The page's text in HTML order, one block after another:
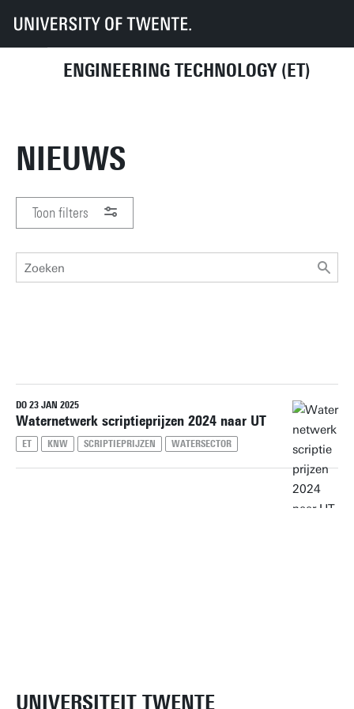
ENGINEERING TECHNOLOGY (ET)
UT Faculteiten ET Nieuws
NIEUWS
Toon filters
Herstel alle filters
DO 23 JAN 2025
Waternetwerk scriptieprijzen 2024 naar UT
ET KNW SCRIPTIEPRIJZEN WATERSECTOR
UNIVERSITEIT TWENTE